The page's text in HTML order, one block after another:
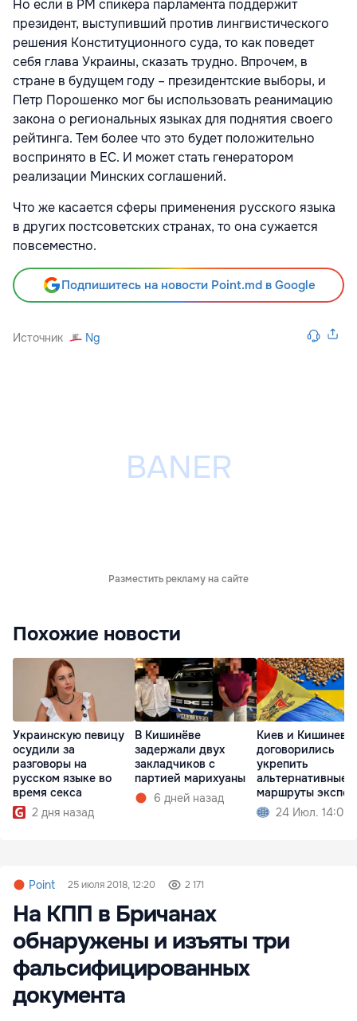
Но если в РМ спикера парламента поддержит
президент, выступивший против лингвистического
решения Конституционного суда, то как поведет
себя глава Украины, сказать трудно. Впрочем, в
стране в будущем году – президентские выборы, и
Петр Порошенко мог бы использовать реанимацию
закона о региональных языках для поднятия своего
рейтинга. Тем более что это будет положительно
воспринято в ЕС. И может стать генератором
реализации Минских соглашений.
Что же касается сферы применения русского языка
в других постсоветских странах, то она сужается
повсеместно.
Подпишитесь на новости Point.md в Google
Источник Ng
Разместить рекламу на сайте
Похожие новости
Украинскую певицу
осудили за
разговоры на
русском языке во
время секса
2 дня назад
В Кишинёве
задержали двух
закладчиков с
партией марихуаны
6 дней назад
Киев и Кишинев
договорились
укрепить
альтернативные
маршруты
зерна24 Июл. 14:09
Point 25 июля 2018, 12:20 2 171
На КПП в Бричанах
обнаружены и изъяты три
фальсифицированных
документа